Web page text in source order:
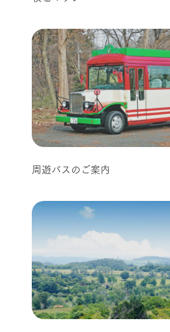
周遊バスのご案内